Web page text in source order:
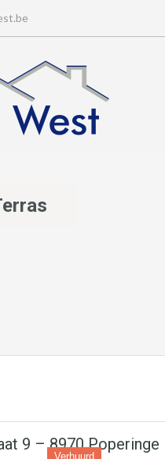
9 – 8970 Poperinge
Verhuurd